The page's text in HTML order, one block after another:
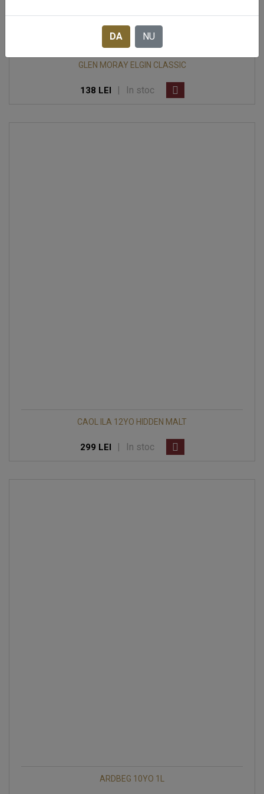
GLEN MORAY ELGIN CLASSIC
138 LEI | In stoc
CAOL ILA 12YO HIDDEN MALT
299 LEI In stoc
ARDBEG 10YO 1L
DA NU